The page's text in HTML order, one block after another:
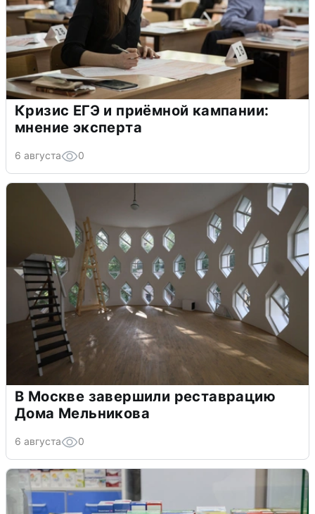
Кризис ЕГЭ и приёмной кампании:
мнение эксперта
6 августа 0
В Москве завершили реставрацию
Дома Мельникова
6 августа 0